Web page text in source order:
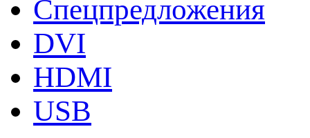
Спецпредложения
DVI
HDMI
USB